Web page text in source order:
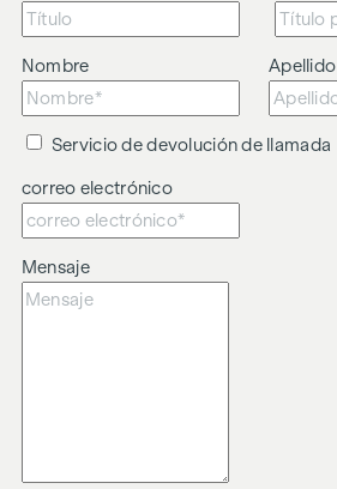
Nombre Apellido
Servicio de devolución de llamada
correo electrónico
Mensaje